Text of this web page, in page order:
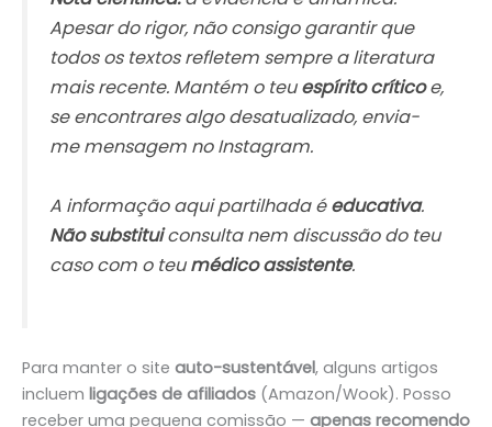
Apesar do rigor, não consigo garantir que
todos os textos refletem sempre a literatura
mais recente. Mantém o teuespírito críticoe,
se encontrares algo desatualizado, envia-
me mensagem no Instagram.
A informação aqui partilhada éeducativa.
Não substituiconsulta nem discussão do teu
caso com o teumédico assistente.
Para manter o site auto-sustentável, alguns artigos
incluem ligações de afiliados (Amazon/Wook). Posso
receber uma pequena comissão — apenas recomendo